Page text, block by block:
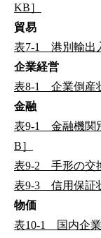
KB］
貿易
表7-1 港別輸出
企業経営
表8-1 企業倒産
金融
表9-1 金融機関
B］
表9-2 手形の交
表9-3 信用保証
物価
表10-1 国内企業